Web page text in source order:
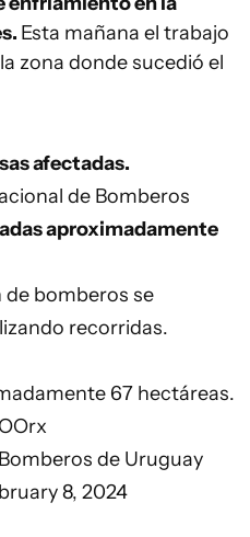
Esta mañana el trabajo
zona donde sucedió el
afectadas.
de Bomberos
aproximadamente
bomberos se
recorridas.
67 hectáreas.
de Uruguay
8, 2024